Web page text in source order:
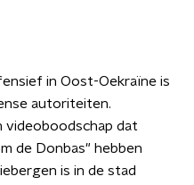
in Oost-Oekraïne is
autoriteiten.
videoboodschap dat
de Donbas" hebben
is in de stad